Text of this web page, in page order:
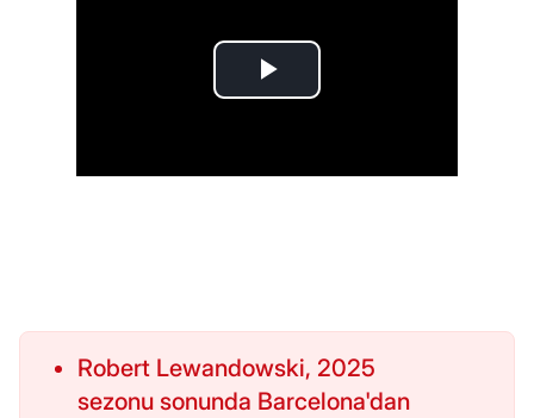
Robert Lewandowski, 2025
sezonu sonunda Barcelona'dan